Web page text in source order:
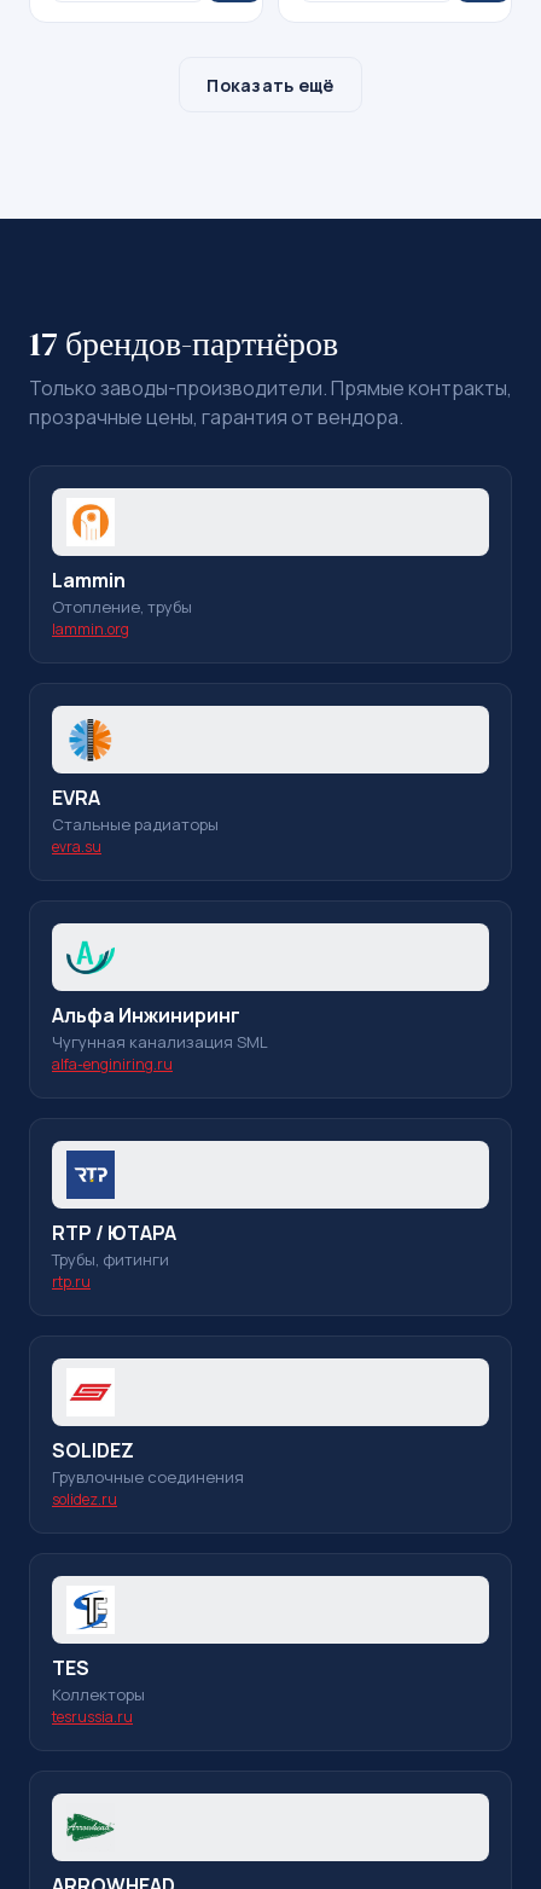
Показать ещё
17 брендов-партнёров
Только заводы-производители. Прямые контракты,
прозрачные цены, гарантия от вендора.
Lammin
Отопление, трубы
lammin.org
EVRA
Стальные радиаторы
evra.su
Альфа Инжиниринг
Чугунная канализация SML
alfa-enginiring.ru
RTP / ЮТАРА
Трубы, фитинги
rtp.ru
SOLIDEZ
Грувлочные соединения
solidez.ru
TES
Коллекторы
tesrussia.ru